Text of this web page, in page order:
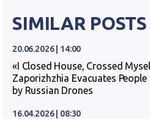
SIMILAR POSTS
20.06.2026 | 14:00
«I Closed House, Crossed
Zaporizhzhia Evacuates
by Russian Drones
16.04.2026 | 08:30